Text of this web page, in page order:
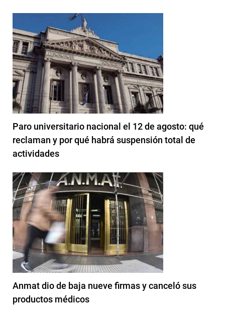
Paro universitario nacional el 12 de agosto: qué
reclaman y por qué habrá suspensión total de
actividades
Anmat dio de baja nueve firmas y canceló sus
productos médicos